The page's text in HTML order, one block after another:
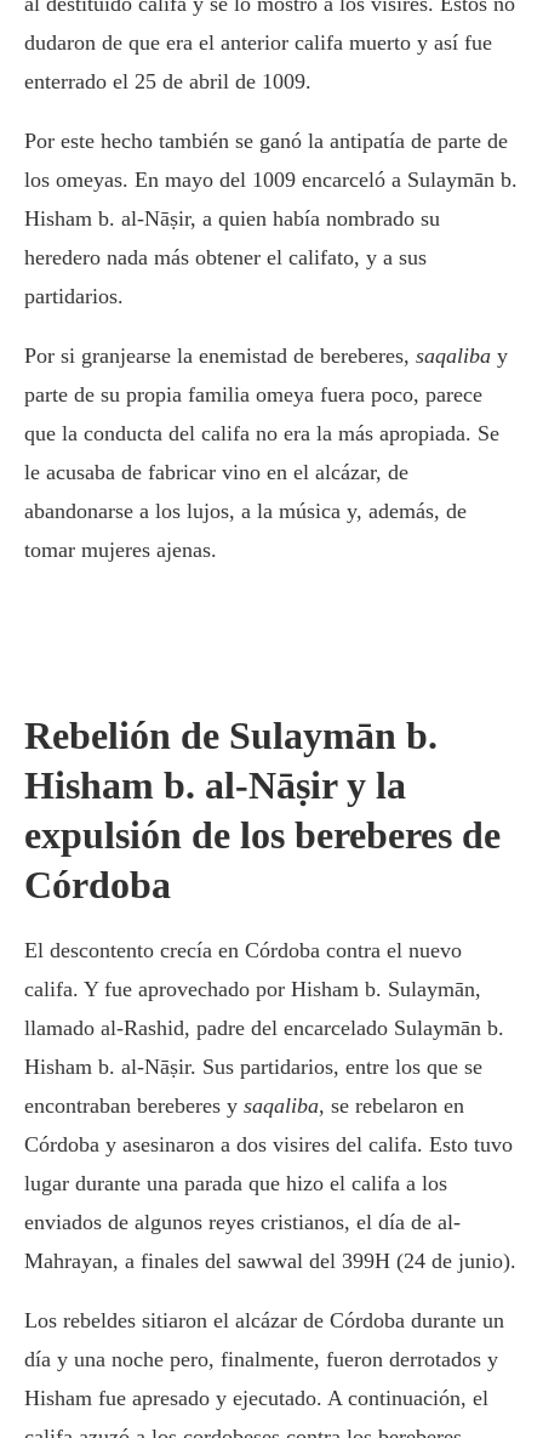
dudaron de que era el anterior califa muerto y así fue
enterrado el 25 de abril de 1009.
Por este hecho también se ganó la antipatía de parte de
los omeyas. En mayo del 1009 encarceló a Sulaymān b.
Hisham b. al-Nāṣir, a quien había nombrado su
heredero nada más obtener el califato, y a sus
partidarios.
Por si granjearse la enemistad de bereberes, saqaliba y
parte de su propia familia omeya fuera poco, parece
que la conducta del califa no era la más apropiada. Se
le acusaba de fabricar vino en el alcázar, de
abandonarse a los lujos, a la música y, además, de
tomar mujeres ajenas.
Rebelión de Sulaymān b.
Hisham b. al-Nāṣir y la
expulsión de los bereberes de
Córdoba
El descontento crecía en Córdoba contra el nuevo
califa. Y fue aprovechado por Hisham b. Sulaymān,
llamado al-Rashid, padre del encarcelado Sulaymān b.
Hisham b. al-Nāṣir. Sus partidarios, entre los que se
encontraban bereberes y saqaliba, se rebelaron en
Córdoba y asesinaron a dos visires del califa. Esto tuvo
lugar durante una parada que hizo el califa a los
enviados de algunos reyes cristianos, el día de al-
Mahrayan, a finales del sawwal del 399H (24 de junio).
Los rebeldes sitiaron el alcázar de Córdoba durante un
día y una noche pero, finalmente, fueron derrotados y
Hisham fue apresado y ejecutado. A continuación, el